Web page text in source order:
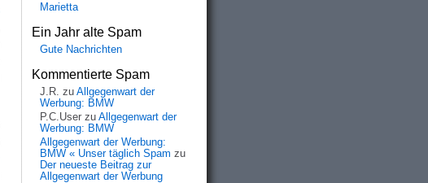
Marietta
Ein Jahr alte Spam
Gute Nachrichten
Kommentierte Spam
J.R. zu Allgegenwart der
Werbung: BMW
P.C.User zu Allgegenwart der
Werbung: BMW
Allgegenwart der Werbung:
BMW « Unser täglich Spam zu
Der neueste Beitrag zur
Allgegenwart der Werbung